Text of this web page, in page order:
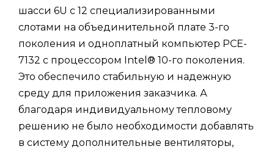
шасси 6U с 12 специализированными
слотами на объединительной плате 3-го
поколения и одноплатный компьютер PCE-
7132 с процессором Intel® 10-го поколения.
Это обеспечило стабильную и надежную
среду для приложения заказчика. А
благодаря индивидуальному тепловому
решению не было необходимости добавлять
в систему дополнительные вентиляторы,